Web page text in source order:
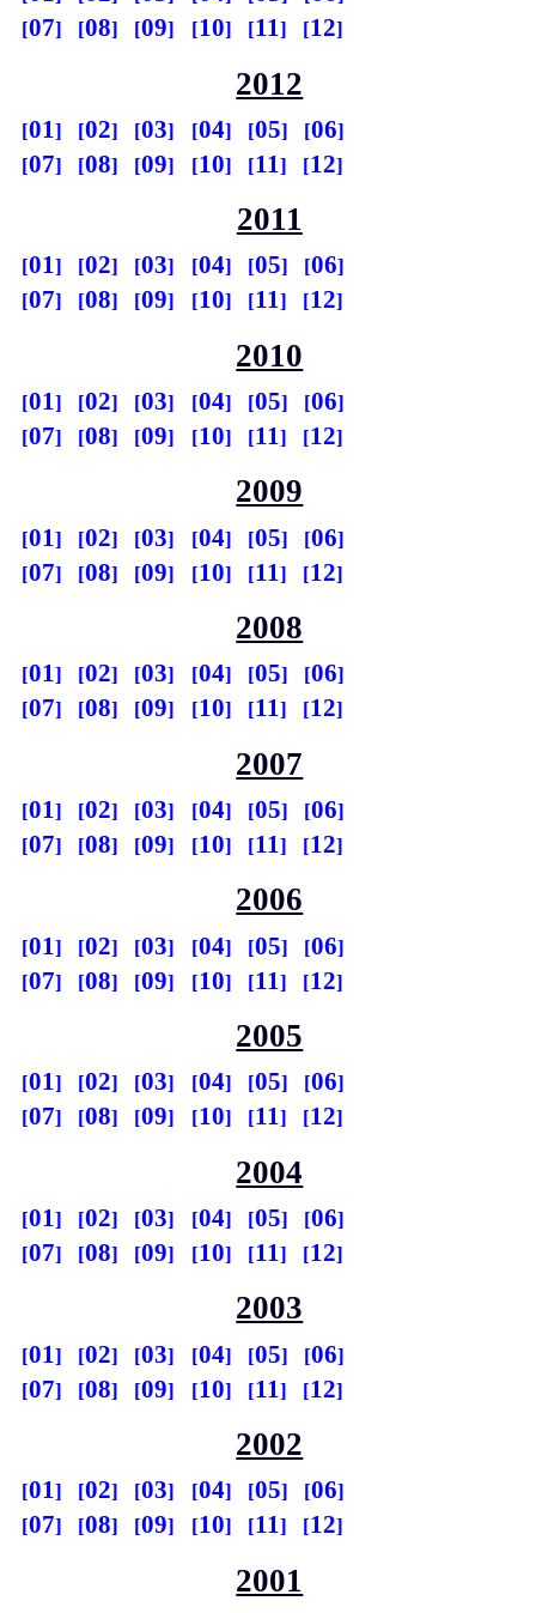
07
08 09 10 11 12
2012
01 02 03 04 05
06
07
08 09 10 11 12
2011
01 02 03 04 05
06
07
08 09 10 11 12
2010
01 02 03 04 05
06
07
08 09 10 11 12
2009
01 02 03 04 05
06
07
08 09 10 11 12
2008
01 02 03 04 05
06
07
08 09 10 11 12
2007
01 02 03 04 05
06
07
08 09 10 11 12
2006
01 02 03 04 05
06
07
08 09 10 11 12
2005
01 02 03 04 05
06
07
08 09 10 11 12
2004
01 02 03 04 05
06
07
08 09 10 11 12
2003
01 02 03 04 05
06
07
08 09 10 11 12
2002
01 02 03 04 05
06
07
08 09 10 11 12
2001